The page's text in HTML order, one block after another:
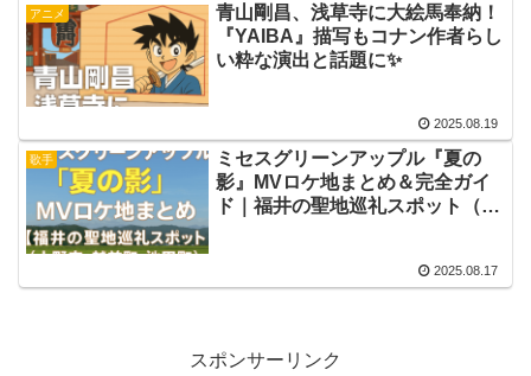
アニメ
青山剛昌、浅草寺に大絵馬奉納！
『YAIBA』描写もコナン作者らし
い粋な演出と話題に✨
2025.08.19
歌手
ミセスグリーンアップル『夏の
影』MVロケ地まとめ＆完全ガイ
ド｜福井の聖地巡礼スポット（大
2025.08.17
スポンサーリンク